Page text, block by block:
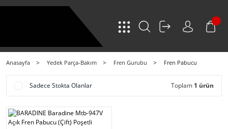
Anasayfa Yedek Parça-Bakım Fren Gurubu Fren Pabucu
Sadece Stokta Olanlar Toplam 1 ürün